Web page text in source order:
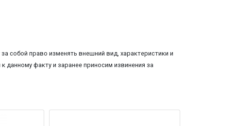
собой право изменять внешний вид, характеристики и
данному факту и заранее приносим извинения за